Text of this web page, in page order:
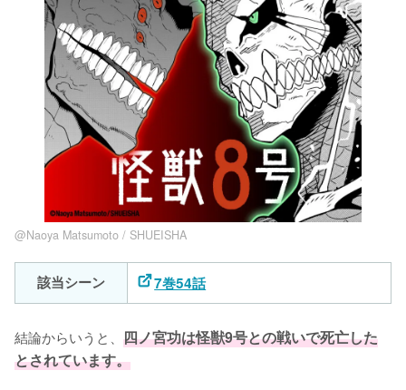
@Naoya Matsumoto / SHUEISHA
該当シーン 7巻54話
結論からいうと、 四ノ宮功は怪獣9号との戦いで死亡した
とされています。